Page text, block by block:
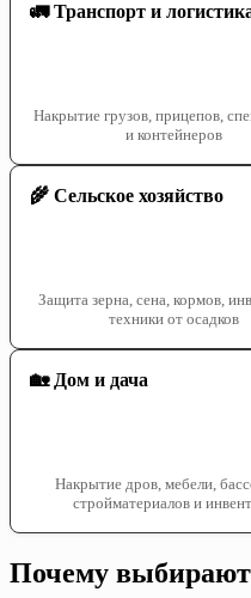
🚛 Транспорт и
Накрытие грузов, прицепов,
и контейнеров
🌾 Сельское хозяйство
Защита зерна, сена, кормов,
техники от осадков
🏡 Дом и дача
Накрытие дров, мебели,
стройматериалов и
Почему